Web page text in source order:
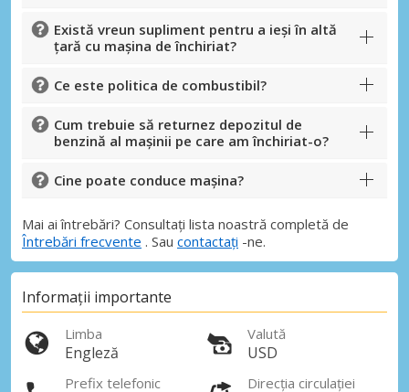
Există vreun supliment pentru a ieși în altă
țară cu mașina de închiriat?
Ce este politica de combustibil?
Cum trebuie să returnez depozitul de
benzină al mașinii pe care am închiriat-o?
Cine poate conduce mașina?
Mai ai întrebări? Consultați lista noastră completă de
Întrebări frecvente . Sau contactați -ne.
Informații importante
Limba
Engleză
Valută
USD
Prefix telefonic Direcția circulației